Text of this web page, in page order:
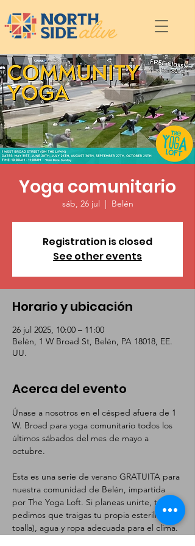
Yoga comunitario
sáb, 26 jul
  |
Belén
Registration is closed
See other events
Horario y ubicación
26 jul 2025, 10:00 – 11:00
Belén, 1 W Broad St, Belén, PA 18018, EE.
UU.
Acerca del evento
Únase a nosotros en el césped afuera de 1
W. Broad para yoga comunitario todos los
últimos sábados del mes de mayo a
octubre.
Esta es una serie de verano GRATUITA para
nuestra comunidad de Belén, impartida
por The Yoga Loft. Si planeas unirte, te
pedimos que traigas tu propia esterilla (o
toalla), agua y ropa adecuada para el clima.